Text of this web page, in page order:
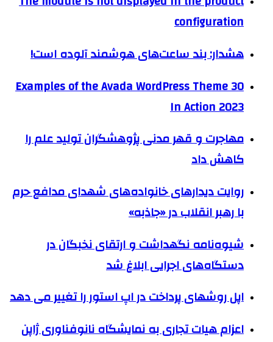
configuration
هشدار: بند ساعت‌های هوشمند آلوده است!
30 Examples of the Avada WordPress Theme
In Action 2023
مهاجرت و قهر مدنی پژوهشگران تولید علم را
کاهش داد
روایت دیدارهای خانواده‌های شهدای مدافع حرم
با رهبر انقلاب در «جاذبه»
شیوه‌نامه نگهداشت و ارتقای نخبگان در
دستگاه‌های اجرایی ابلاغ شد
اپل روشهای پرداخت در اپ استور را تغییر می دهد
اعزام هیات تجاری به نمایشگاه نانوفناوری ژاپن